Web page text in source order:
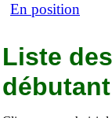
En position
Liste